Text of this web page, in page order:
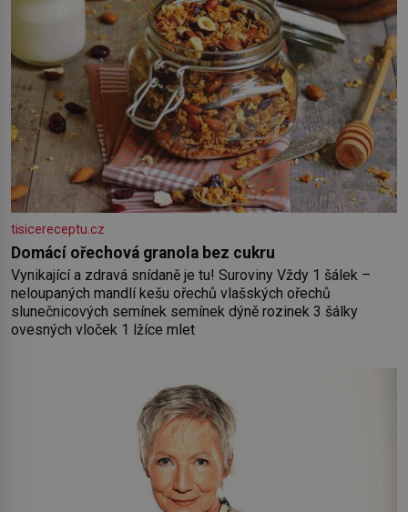
tisicereceptu.cz
Domácí ořechová granola bez cukru
Vynikající a zdravá snídaně je tu! Suroviny Vždy 1 šálek –
neloupaných mandlí kešu ořechů vlašských ořechů
slunečnicových semínek semínek dýně rozinek 3 šálky
ovesných vloček 1 lžíce mlet